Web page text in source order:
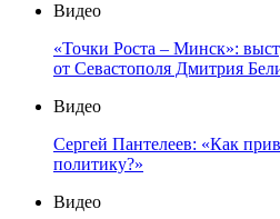
Видео
«Точки Роста – Минск»:
от Севастополя Дмитрия
Видео
Сергей Пантелеев: «Как
политику?»
Видео